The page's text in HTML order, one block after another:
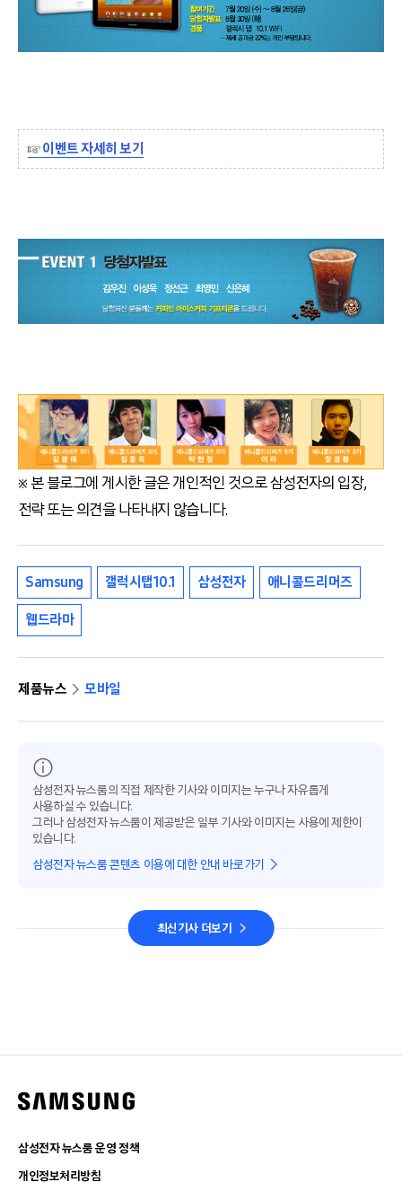
☞이벤트 자세히 보기
※ 본 블로그에 게시한 글은 개인적인 것으로 삼성전자의 입장,
전략 또는 의견을 나타내지 않습니다.
Samsung 갤럭시탭10.1 삼성전자 애니콜드리머즈
웹드라마
제품뉴스 모바일
삼성전자 뉴스룸의 직접 제작한 기사와 이미지는 누구나 자유롭게
사용하실 수 있습니다.
그러나 삼성전자 뉴스룸이 제공받은 일부 기사와 이미지는 사용에 제한이
있습니다.
삼성전자 뉴스룸 콘텐츠 이용에 대한 안내 바로가기
최신기사 더보기
삼성전자 뉴스룸 운영 정책
개인정보처리방침